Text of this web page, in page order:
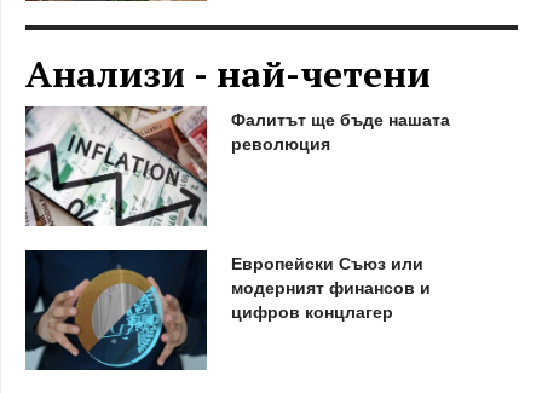
Анализи - най-четени
Фалитът ще бъде нашата
революция
Европейски Съюз или
модерният финансов и
цифров концлагер